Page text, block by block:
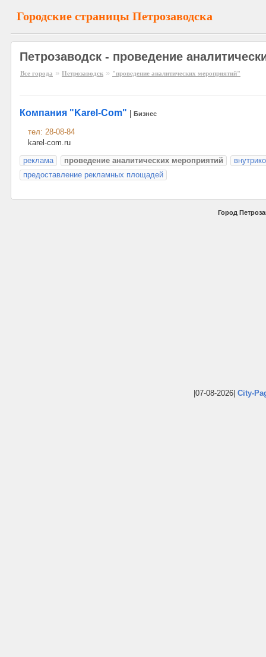
Городские страницы Петрозаводска
Петрозаводск - проведение
Все города » Петрозаводск » "проведение аналитических мероприятий"
Компания "Karel-Com" Бизнес
тел: 28-08-84
karel-com.ru
реклама
проведение аналитических мероприятий
предоставление рекламных площадей
Город
|07-08-2026| City-